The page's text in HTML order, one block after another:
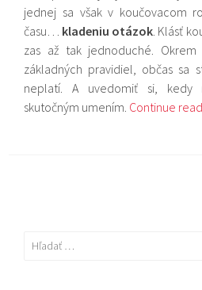
jednej sa však v koučovacom
času… kladeniu otázok . Klásť
zas až tak jednoduché.
základných pravidiel, občas sa
neplatí. A uvedomiť si, kedy
skutočným umením. Continue
Hľadať: